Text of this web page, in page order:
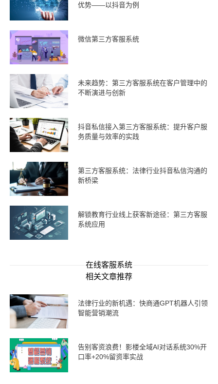
优势——以抖音为例
微信第三方客服系统
未来趋势：第三方客服系统在客户管理中的
不断演进与创新
抖音私信接入第三方客服系统：提升客户服
务质量与效率的实践
第三方客服系统：法律行业抖音私信沟通的
新桥梁
解锁教育行业线上获客新途径：第三方客服
系统应用
在线客服系统
相关文章推荐
法律行业的新机遇：快商通GPT机器人引领
智能营销潮流
告别客资浪费！影楼全域AI对话系统30%开
口率+20%留资率实战